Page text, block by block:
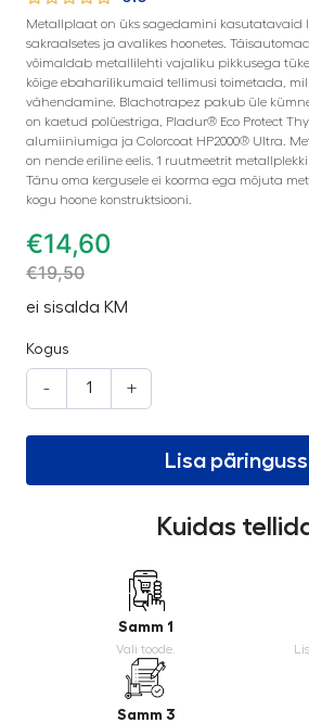
Metallplaat on üks sagedamini kasutatavaid
sakraalsetes ja avalikes hoonetes.
võimaldab metallilehti vajaliku pikkusega
kõige ebaharilikumaid tellimusi toimetada,
vähendamine. Blachotrapez pakub üle
on kaetud polüestriga, Pladur® Eco Protect
alumiiniumiga ja Colorcoat HP2000® Ultra.
on nende eriline eelis. 1 ruutmeetrit
Tänu oma kergusele ei koorma ega mõjuta
kogu hoone konstruktsiooni.
€14,60
€19,50
ei sisalda KM
Kogus
- +
Lisa
Kuidas
Samm 1
Vali toode.
Samm 3